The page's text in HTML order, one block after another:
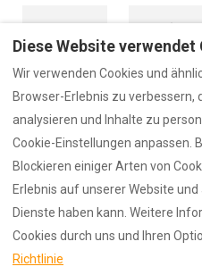
Zug
Hafen
Unsere Bedingungen
Unsere Bewertungen
Diese Website verwendet
Wir verwenden Cookies und
Browser-Erlebnis zu verbessern,
analysieren und Inhalte zu
Cookie-Einstellungen anpassen.
Blockieren einiger Arten von
Erlebnis auf unserer Website
Dienste haben kann. Weitere
Cookies durch uns und Ihren
Richtlinie